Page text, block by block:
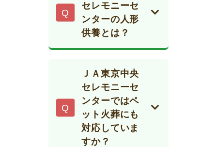
は、東京都世田谷
区・杉並区・大田
区・練馬区を中心
安心感のある葬儀
サービスを提供し
ています。家族
葬・一般葬・区民
葬・直葬など幅広
い形式に対応して
セレモニーセ
ンターの人形
供養とは？
モニーセンターで
は、練馬店や仲池
上店などで「お人
形・想い出品供養
祭」を定期的に開
催しています。長
ＪＡ東京中央
セレモニーセ
ンターではペ
ット火葬にも
対応していま
すか？